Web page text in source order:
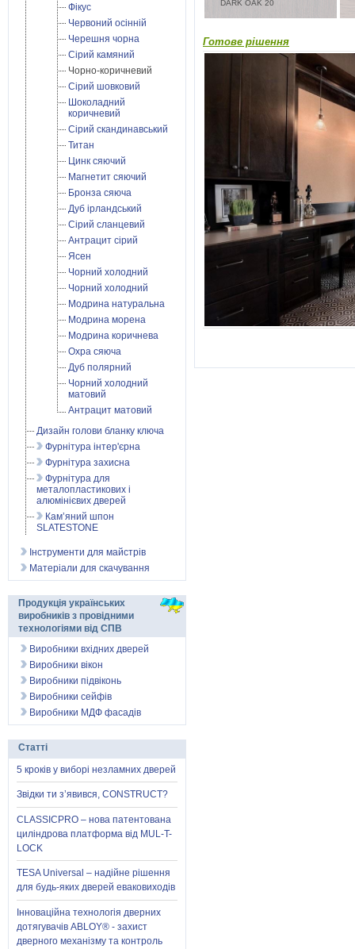
DARK OAK 20
Готове рішення
Фікус
Червоний осінній
Черешня чорна
Сірий камяний
Чорно-коричневий
Сірий шовковий
Шоколадний
коричневий
Сірий скандинавський
Титан
Цинк сяючий
Магнетит сяючий
Бронза сяюча
Дуб ірландський
Cірий сланцевий
Антрацит сірий
Ясен
Чорний холодний
Чорний холодний
Модрина натуральна
Модрина морена
Модрина коричнева
Охра сяюча
Дуб полярний
Чорний холодний
матовий
Антрацит матовий
Дизайн голови бланку ключа
Фурнітура інтер'єрна
Фурнітура захисна
Фурнітура для
металопластикових і
алюмінієвих дверей
Кам’яний шпон
SLATESTONE
Інструменти для майстрів
Матеріали для скачування
Продукція українських
виробників з провідними
технологіями від СПВ
Виробники вхідних дверей
Виробники вікон
Виробники підвіконь
Виробники сейфів
Виробники МДФ фасадів
Статті
5 кроків у виборі незламних дверей
Звідки ти з’явився, CONSTRUCT?
CLASSICPRO – нова патентована
циліндрова платформа від MUL-T-
LOCK
TESA Universal – надійне рішення
для будь-яких дверей еваковиходів
Інноваційна технологія дверних
дотягувачів ABLOY® - захист
дверного механізму та контроль